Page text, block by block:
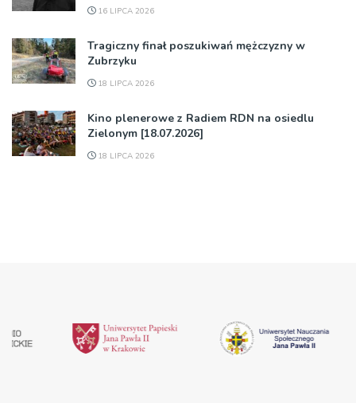
16 LIPCA 2026
Tragiczny finał poszukiwań mężczyzny w
Zubrzyku
18 LIPCA 2026
Kino plenerowe z Radiem RDN na osiedlu
Zielonym [18.07.2026]
18 LIPCA 2026